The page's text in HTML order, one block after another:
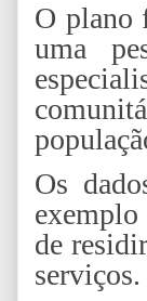
O plano
uma
Os
de
serviços.